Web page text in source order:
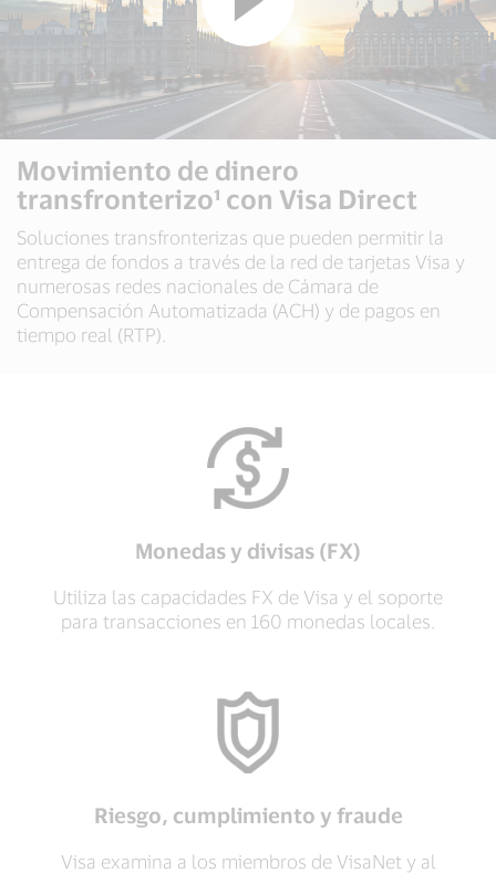
Movimiento de dinero
transfronterizo¹ con Visa Direct
Soluciones transfronterizas que pueden permitir la
entrega de fondos a través de la red de tarjetas Visa y
numerosas redes nacionales de Cámara de
Compensación Automatizada (ACH) y de pagos en
tiempo real (RTP).
Monedas y divisas (FX)
Utiliza las capacidades FX de Visa y el soporte
para transacciones en 160 monedas locales.
Riesgo, cumplimiento y fraude
Visa examina a los miembros de VisaNet y al